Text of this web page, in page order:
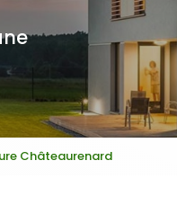
Châteaurenard